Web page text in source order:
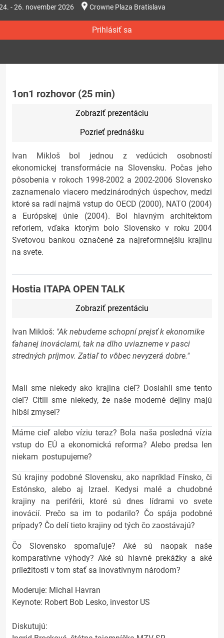
- 26. november 2026 Crowne Plaza Bratislava
Prihlásiť sa
1on1 rozhovor (25 min)
Zobraziť prezentáciu
Pozrieť prednášku
Ivan Mikloš bol jednou z vedúcich osobností
ekonomickej transformácie na Slovensku. Počas jeho
pôsobenia v rokoch 1998-2002 a 2002-2006 Slovensko
zaznamenalo viacero medzinárodných úspechov, medzi
ktoré sa radí najmä vstup do OECD (2000), NATO (2004)
a Európskej únie (2004). Bol hlavným architektom
reforiem, vďaka ktorým bolo Slovensko v roku 2004
Svetovou bankou označené za najreformnejšiu krajinu
na svete.
Hostia ITAPA OPEN TALK
Zobraziť prezentáciu
Ivan Mikloš: "Ak nebudeme schopní prejsť k ekonomike
ťahanej inováciami, tak na dlho uviazneme v pasci
stredných príjmov. Zatiaľ to vôbec nevyzerá dobre."
Mali sme niekedy ako krajina cieľ? Dosiahli sme tento
cieľ? Cítili sme niekedy, že naše moderné dejiny majú
hlbší zmysel?
Máme cieľ alebo víziu teraz? Bola naša posledná vízia
vstup do EÚ a ekonomická reforma? Alebo predsa len
niekam postupujeme?
Sú krajiny podobné Slovensku, ako napríklad Fínsko, či
Estónsko, alebo aj Izrael. Kedysi malé a chudobné
krajiny na periférii, ktoré sú dnes lídrami vo svete
inovácií. Prečo sa im to podarilo? Čo spája podobné
prípady? Čo delí tieto krajiny od tých čo zaostávajú?
Čo Slovensko spomaľuje? Aké sú naopak naše
komparatívne výhody? Aké sú hlavné prekážky a aké
príležitosti v tom stať sa inovatívnym národom?
Moderuje: Michal Havran
Keynote: Robert Bob Lesko, investor US
Diskutujú: